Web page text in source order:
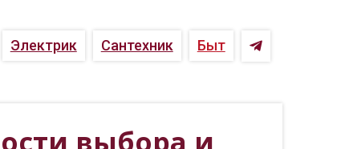
Электрик Сантехник Быт